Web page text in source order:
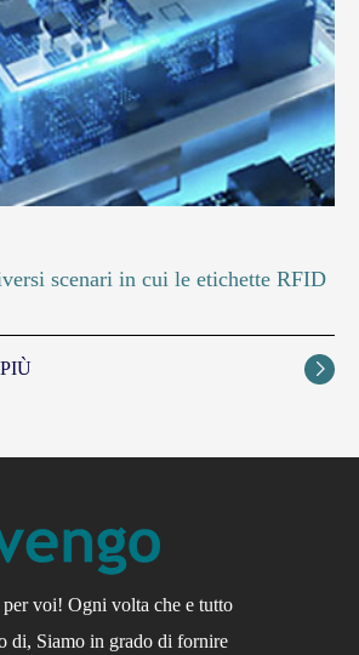
scenari in cui le etichette RFID

voi! Ogni volta che e tutto
di, Siamo in grado di fornire